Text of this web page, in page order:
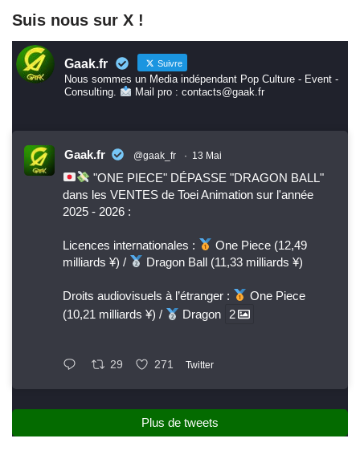
Suis nous sur X !
Gaak.fr Suivre
Nous sommes un Media indépendant Pop Culture - Event -
Consulting.
Mail pro : contacts@gaak.fr
Gaak.fr @gaak_fr · 13 Mai
"ONE PIECE" DÉPASSE "DRAGON BALL"
dans les VENTES de Toei Animation sur l'année
2025 - 2026 :
Licences internationales :
One Piece (12,49
milliards ¥) /
Dragon Ball (11,33 milliards ¥)
Droits audiovisuels à l’étranger :
One Piece
(10,21 milliards ¥) /
Dragon 2
29 271 Twitter
Plus de tweets